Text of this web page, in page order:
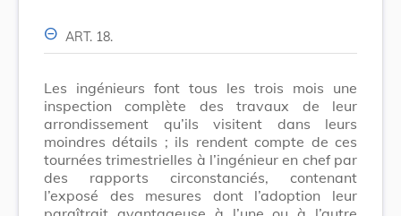
ART. 18.
Les ingénieurs font tous les trois mois une
inspection complète des travaux de leur
arrondissement qu’ils visitent dans leurs
moindres détails ; ils rendent compte de ces
tournées trimestrielles à l’ingénieur en chef par
des rapports circonstanciés, contenant
l’exposé des mesures dont l’adoption leur